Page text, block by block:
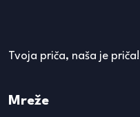
Tvoja priča, naša je priča!
Mreže